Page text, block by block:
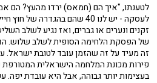
לטענתו, "איך הם (חמאס) ירדו מהעץ? הם
לעסקה - יש לנו 40 שהם בהגדרה
זקנים ונערים או גברים, ואז נגיע לשלב
של הפסקת הלחימה הסופית לשלב שלוש.
זה מעיד על זה שהזמן עובד לטובת ישראל.
פירות מכונת המלחמה הישראלית המטורפת
בעצימות יותר גבוהה, אבל היא עובדת יפה.